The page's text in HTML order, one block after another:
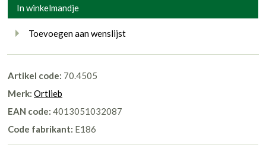
In winkelmandje
Toevoegen aan wenslijst
Artikel code: 70.4505
Merk: Ortlieb
EAN code: 4013051032087
Code fabrikant: E186